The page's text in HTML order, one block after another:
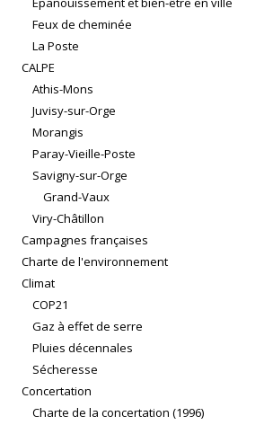
Feux de cheminée
La Poste
CALPE
Athis-Mons
Juvisy-sur-Orge
Morangis
Paray-Vieille-Poste
Savigny-sur-Orge
Grand-Vaux
Viry-Châtillon
Campagnes françaises
Charte de l'environnement
Climat
COP21
Gaz à effet de serre
Pluies décennales
Sécheresse
Concertation
Charte de la concertation (1996)